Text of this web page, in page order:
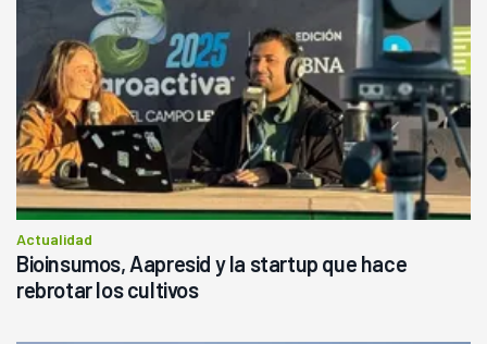
Actualidad
Bioinsumos, Aapresid y la startup que hace
rebrotar los cultivos